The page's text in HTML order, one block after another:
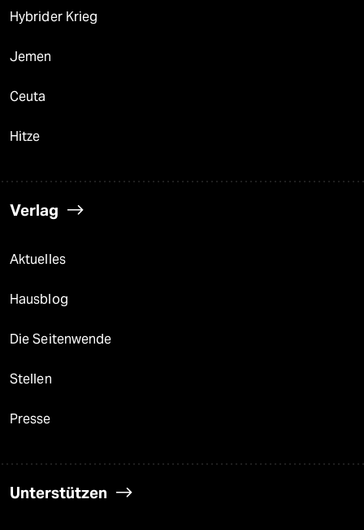
Hybrider Krieg
Jemen
Ceuta
Hitze
Verlag
Aktuelles
Hausblog
Die Seitenwende
Stellen
Presse
Unterstützen